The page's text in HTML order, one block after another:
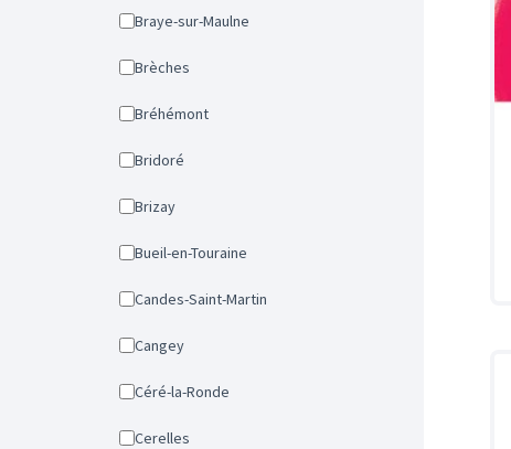
Braye-sur-Maulne
Brèches
Bréhémont
Bridoré
Brizay
Bueil-en-Touraine
Candes-Saint-Martin
Cangey
Céré-la-Ronde
Cerelles